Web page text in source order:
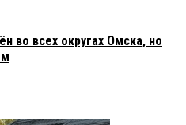
во всех округах Омска, но